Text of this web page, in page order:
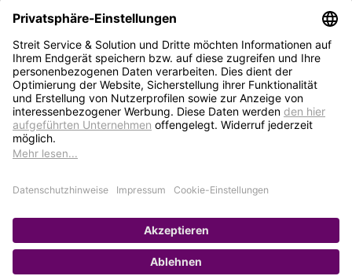
Kontakt
Social Media
* Alle Preise exkl. MwSt. zzgl.Versandkosten
Impressum
Hinweisgebersystem
Erklärung zur Barrierefreiheit
Verkauf nur an Selbstständige / Gewerbetreibende. Kein Verkauf an